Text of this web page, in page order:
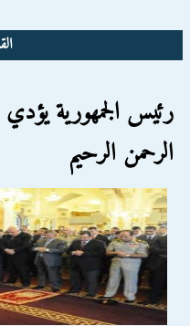
رئيس الجمهورية
الرحمن الرحيم